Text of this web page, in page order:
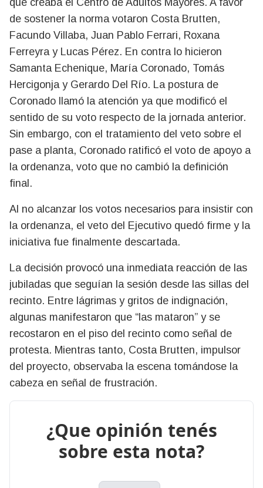
de sostener la norma votaron Costa Brutten,
Facundo Villaba, Juan Pablo Ferrari, Roxana
Ferreyra y Lucas Pérez. En contra lo hicieron
Samanta Echenique, María Coronado, Tomás
Hercigonja y Gerardo Del Río. La postura de
Coronado llamó la atención ya que modificó el
sentido de su voto respecto de la jornada anterior.
Sin embargo, con el tratamiento del veto sobre el
pase a planta, Coronado ratificó el voto de apoyo a
la ordenanza, voto que no cambió la definición
final.
Al no alcanzar los votos necesarios para insistir con
la ordenanza, el veto del Ejecutivo quedó firme y la
iniciativa fue finalmente descartada.
La decisión provocó una inmediata reacción de las
jubiladas que seguían la sesión desde las sillas del
recinto. Entre lágrimas y gritos de indignación,
algunas manifestaron que “las mataron” y se
recostaron en el piso del recinto como señal de
protesta. Mientras tanto, Costa Brutten, impulsor
del proyecto, observaba la escena tomándose la
cabeza en señal de frustración.
¿Que opinión tenés
sobre esta nota?